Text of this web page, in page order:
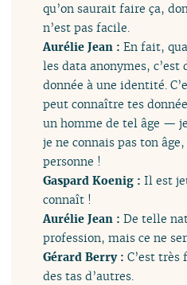
qu’on saurait faire ça,
n’est pas facile.
Aurélie Jean :En fait,
les data anonymes, c’est
donnée à une identité.
peut connaître tes
un homme de tel âge —
je ne connais pas ton
personne !
Gaspard Koenig :Il est
connaît !
Aurélie Jean :De telle
profession, mais ce ne
Gérard Berry :C’est très
des tas d’autres.